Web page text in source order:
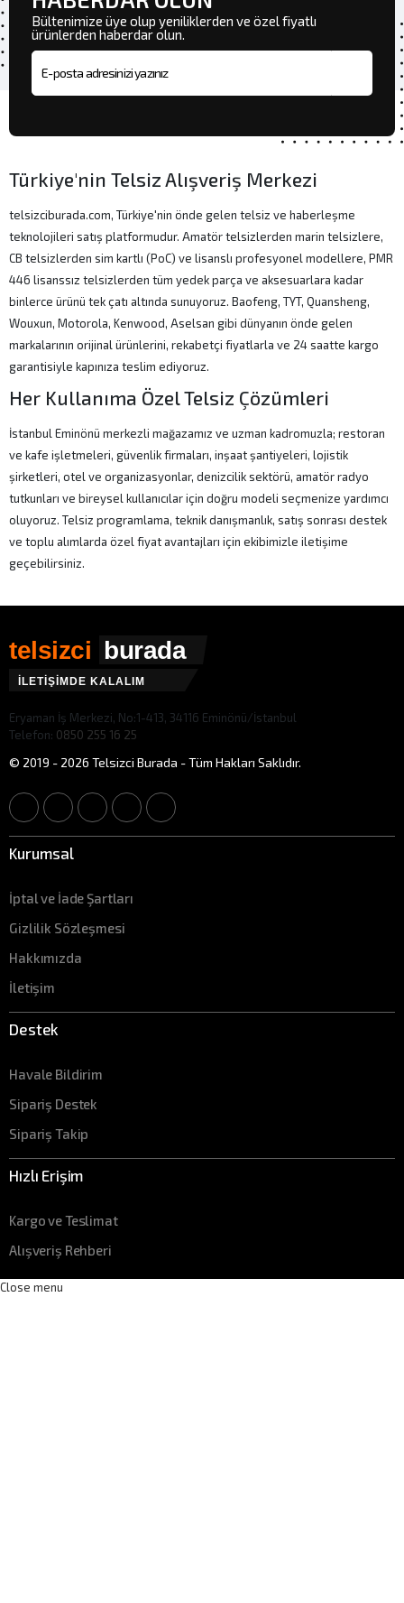
Bültenimize üye olup yeniliklerden ve özel fiyatlı
ürünlerden haberdar olun.
E-posta adresi
Türkiye'nin Telsiz Alışveriş Merkezi
telsizciburada.com, Türkiye'nin önde gelen telsiz ve haberleşme
teknolojileri satış platformudur. Amatör telsizlerden marin telsizlere,
CB telsizlerden sim kartlı (PoC) ve lisanslı profesyonel modellere, PMR
446 lisanssız telsizlerden tüm yedek parça ve aksesuarlara kadar
binlerce ürünü tek çatı altında sunuyoruz. Baofeng, TYT, Quansheng,
Wouxun, Motorola, Kenwood, Aselsan gibi dünyanın önde gelen
markalarının orijinal ürünlerini, rekabetçi fiyatlarla ve 24 saatte kargo
garantisiyle kapınıza teslim ediyoruz.
Her Kullanıma Özel Telsiz Çözümleri
İstanbul Eminönü merkezli mağazamız ve uzman kadromuzla; restoran
ve kafe işletmeleri, güvenlik firmaları, inşaat şantiyeleri, lojistik
şirketleri, otel ve organizasyonlar, denizcilik sektörü, amatör radyo
tutkunları ve bireysel kullanıcılar için doğru modeli seçmenize yardımcı
oluyoruz. Telsiz programlama, teknik danışmanlık, satış sonrası destek
ve toplu alımlarda özel fiyat avantajları için ekibimizle iletişime
geçebilirsiniz.
telsizci burada
İLETİŞİMDE KALALIM
Eryaman İş Merkezi, No:1-413, 34116 Eminönü/İstanbul
Telefon: 0850 255 16 25
© 2019 - 2026 Telsizci Burada - Tüm Hakları Saklıdır.
Kurumsal
İptal ve İade Şartları
Gizlilik Sözleşmesi
Hakkımızda
İletişim
Destek
Havale Bildirim
Sipariş Destek
Sipariş Takip
Hızlı Erişim
Kargo ve Teslimat
Alışveriş Rehberi
Close menu